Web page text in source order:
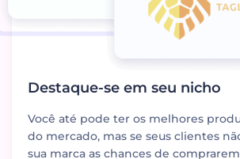
Destaque-se em seu nicho
Você até pode ter os melhores
do mercado, mas se seus clientes
sua marca as chances de